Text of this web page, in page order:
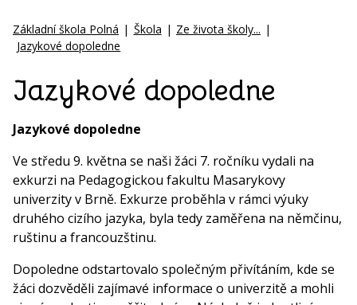
Základní škola Polná | Škola | Ze života školy... |
Jazykové dopoledne
Jazykové dopoledne
Jazykové dopoledne
Ve středu 9. května se naši žáci 7. ročníku vydali na
exkurzi na Pedagogickou fakultu Masarykovy
univerzity v Brně. Exkurze proběhla v rámci výuky
druhého cizího jazyka, byla tedy zaměřena na němčinu,
ruštinu a francouzštinu.
Dopoledne odstartovalo společným přivítáním, kde se
žáci dozvěděli zajímavé informace o univerzitě a mohli